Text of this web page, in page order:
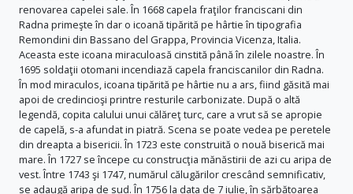
renovarea capelei sale. În 1668 capela fraţilor franciscani din
Radna primeşte în dar o icoană tipărită pe hârtie în tipografia
Remondini din Bassano del Grappa, Provincia Vicenza, Italia.
Aceasta este icoana miraculoasă cinstită până în zilele noastre. În
1695 soldaţii otomani incendiază capela franciscanilor din Radna.
În mod miraculos, icoana tipărită pe hârtie nu a ars, fiind găsită mai
apoi de credincioşi printre resturile carbonizate. După o altă
legendă, copita calului unui călăreţ turc, care a vrut să se apropie
de capelă, s-a afundat in piatră. Scena se poate vedea pe peretele
din dreapta a bisericii. În 1723 este construită o nouă biserică mai
mare. În 1727 se începe cu construcţia mănăstirii de azi cu aripa de
vest. Între 1743 şi 1747, numărul călugărilor crescând semnificativ,
se adaugă aripa de sud. În 1756 la data de 7 iulie, în sărbătoarea